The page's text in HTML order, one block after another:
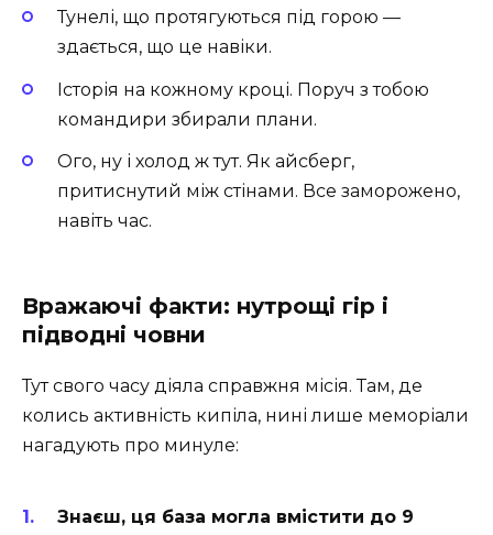
Тунелі, що протягуються під горою —
здається, що це навіки.
Історія на кожному кроці. Поруч з тобою
командири збирали плани.
Ого, ну і холод ж тут. Як айсберг,
притиснутий між стінами. Все заморожено,
навіть час.
Вражаючі факти: нутрощі гір і
підводні човни
Тут свого часу діяла справжня місія. Там, де
колись активність кипіла, нині лише меморіали
нагадують про минуле:
Знаєш, ця база могла вмістити до 9